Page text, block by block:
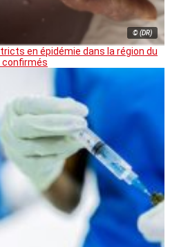
© (DR)
en épidémie dans la région du
confirmés